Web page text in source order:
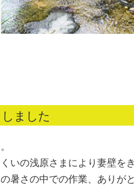
ました
いの浅原さまにより妻壁を
暑さの中での作業、ありが